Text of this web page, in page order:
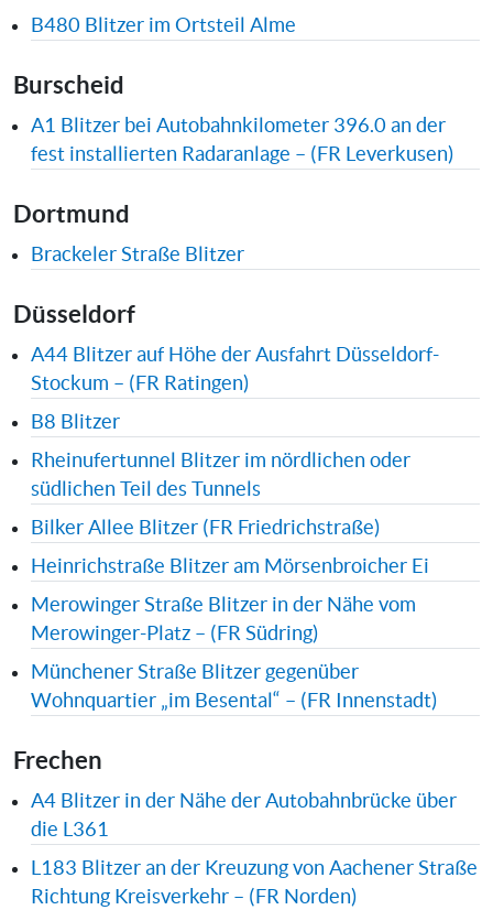
B480 Blitzer im Ortsteil Alme
Burscheid
A1 Blitzer bei Autobahnkilometer 396.0 an der
fest installierten Radaranlage – (FR Leverkusen)
Dortmund
Brackeler Straße Blitzer
Düsseldorf
A44 Blitzer auf Höhe der Ausfahrt Düsseldorf-
Stockum – (FR Ratingen)
B8 Blitzer
Rheinufertunnel Blitzer im nördlichen oder
südlichen Teil des Tunnels
Bilker Allee Blitzer (FR Friedrichstraße)
Heinrichstraße Blitzer am Mörsenbroicher Ei
Merowinger Straße Blitzer in der Nähe vom
Merowinger-Platz – (FR Südring)
Münchener Straße Blitzer gegenüber
Wohnquartier „im Besental“ – (FR Innenstadt)
Frechen
A4 Blitzer in der Nähe der Autobahnbrücke über
die L361
L183 Blitzer an der Kreuzung von Aachener Straße
Richtung Kreisverkehr – (FR Norden)